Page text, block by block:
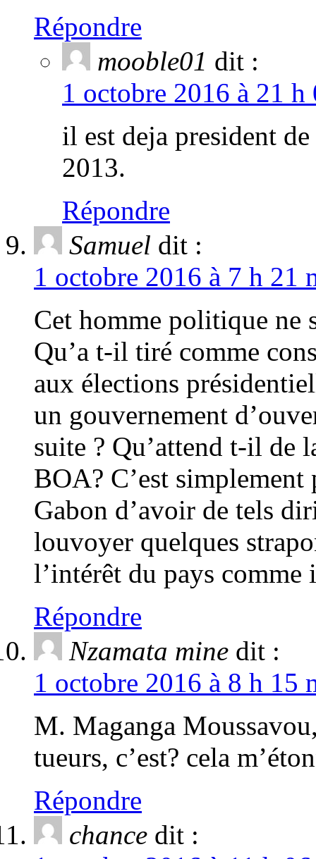
Répondre
mooble01 dit :
1 octobre 2016 à 21
il est deja president
2013.
Répondre
Samuel dit :
1 octobre 2016 à 7 h 21
Cet homme politique ne
Qu’a t-il tiré comme
aux élections
un gouvernement
suite ? Qu’attend t-il de
BOA? C’est
Gabon d’avoir de tels
louvoyer quelques
l’intérêt du pays comme
Répondre
Nzamata mine dit :
1 octobre 2016 à 8 h 15
M. Maganga
tueurs, c’est? cela
Répondre
chance dit :